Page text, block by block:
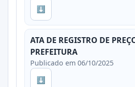
⬇
ATA DE REGISTRO DE
PREFEITURA
Publicado em 06/10/2025
⬇